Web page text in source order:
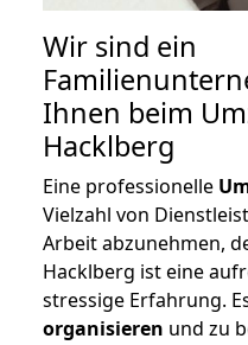
Wir sind ein
Ihnen beim
Hacklberg
Eine professionelle
Vielzahl von
Arbeit abzunehmen,
Hacklberg ist eine
stressige Erfahrung.
organisieren und zu